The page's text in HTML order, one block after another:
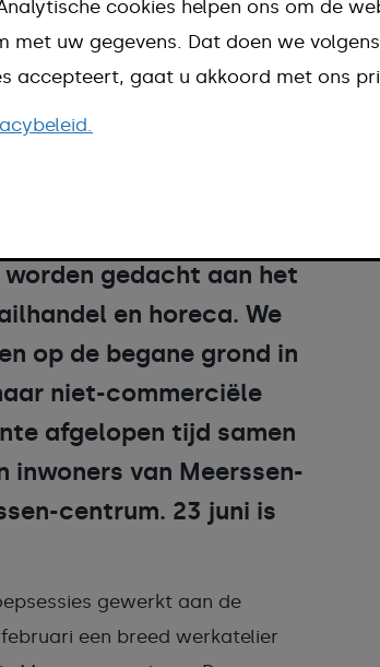
Hartje Meerssen
met meer groen en
het goed toeven is.
en invullen van
belangrijk
gedacht aan het
en horeca. We
op de begane grond in
niet-commerciële
afgelopen tijd samen
inwoners van Meerssen-
centrum. 23 juni is
gewerkt aan de
een breed werkatelier
cookies helpen ons om de
uw gegevens. Dat doen we
accepteert, gaat u akkoord met ons